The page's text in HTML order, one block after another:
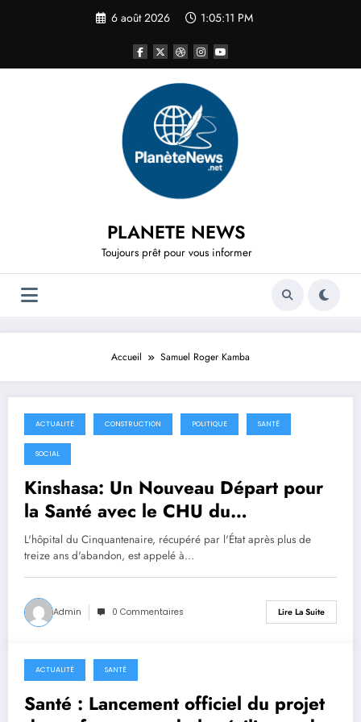
6 août 2026 1:05:11 PM
PLANETE NEWS
Toujours prêt pour vous informer
Accueil Samuel Roger Kamba
23 janvier 2026
ACTUALITÉ CONSTRUCTION POLITIQUE SANTÉ
SOCIAL
Kinshasa: Un Nouveau Départ pour
la Santé avec le CHU du
Cinquantenaire
L'hôpital du Cinquantenaire, récupéré par l'État après plus de
treize ans d'abandon, est appelé à…
Admin 0 Commentaires Lire La Suite
16 décembre 2025
ACTUALITÉ SANTÉ
Santé : Lancement officiel du projet